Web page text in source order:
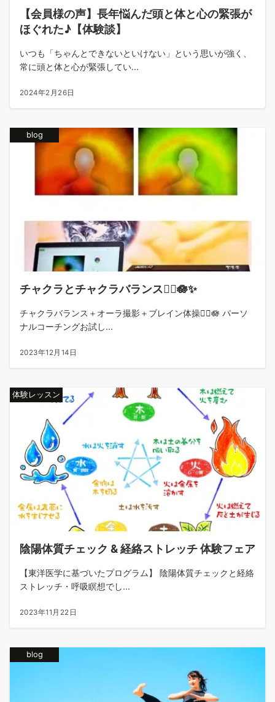
【会員様の声】長年悩んだ頭と体と心の緊張が
ほぐれた♪【体験談】
いつも「ちゃんとできないといけない」という思いが強く、
常に頭と体と心が緊張してい...
2024年2月26日
blog
チャクラとチャクラバランス🧘‍♀️🪷✨
チャクラバランス＋オーラ撮影＋ブレイン体操🧘‍♀️🪷 パーソ
ナルコーチングお試し...
2023年12月14日
体験レッスン
陰陽体質チェック & 経絡ストレッチ 体験フェア
【東洋医学に基づいたプログラム】 陰陽体質チェックと経絡
ストレッチ・呼吸瞑想でし...
2023年11月22日
blog